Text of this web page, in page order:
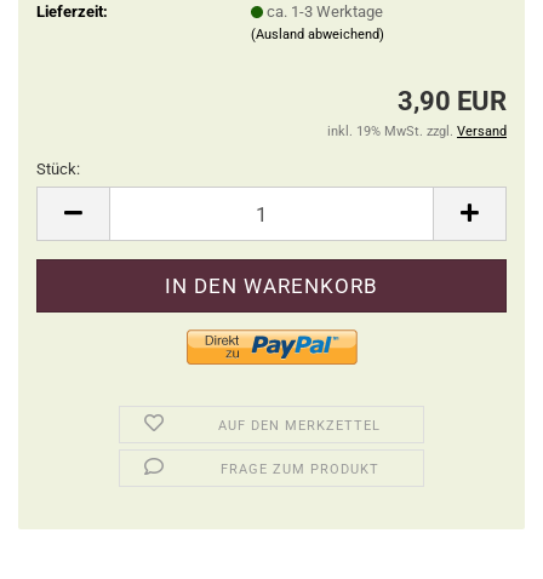
Lieferzeit:
ca. 1-3 Werktage
(Ausland abweichend)
3,90 EUR
inkl. 19% MwSt. zzgl. Versand
Stück:
AUF DEN MERKZETTEL
FRAGE ZUM PRODUKT